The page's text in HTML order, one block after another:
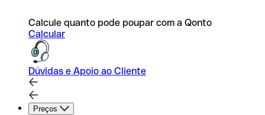
Calcule quanto pode poupar com a Qonto
Calcular
Dúvidas e Apoio ao Cliente
Preços